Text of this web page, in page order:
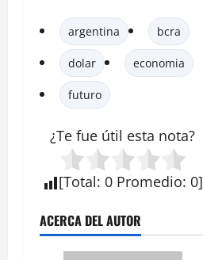
argentina bcra
dolar economia
futuro
¿Te fue útil esta nota?
[Total: 0 Promedio: 0]
ACERCA DEL AUTOR